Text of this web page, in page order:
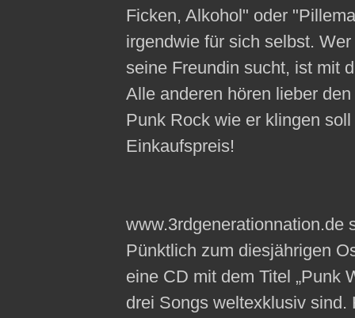
Ficken, Alkohol" oder
irgendwie für sich selbst.
seine Freundin sucht, ist mit
Alle anderen hören lieber
Punk Rock wie er klingen
Einkaufspreis!
www.3rdgenerationnation.de
Pünktlich zum diesjährigen
eine CD mit dem Titel „Punk
drei Songs weltexklusiv